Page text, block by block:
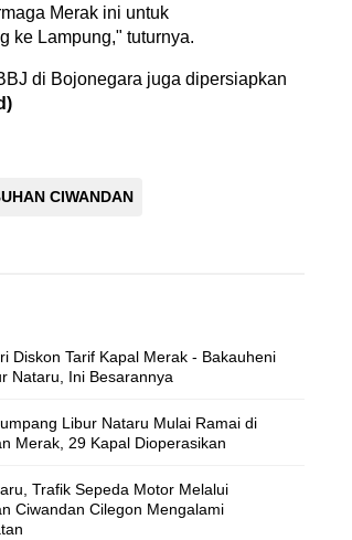
Merak ini untuk
ke Lampung," tuturnya.
di Bojonegara juga dipersiapkan
CIWANDAN
Diskon Tarif Kapal Merak - Bakauheni
Nataru, Ini Besarannya
Libur Nataru Mulai Ramai di
Merak, 29 Kapal Dioperasikan
Trafik Sepeda Motor Melalui
Ciwandan Cilegon Mengalami